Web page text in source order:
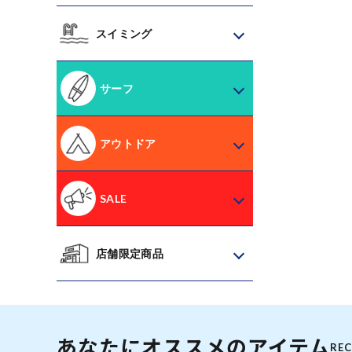
スイミング
サーフ
アウトドア
SALE
店舗限定商品